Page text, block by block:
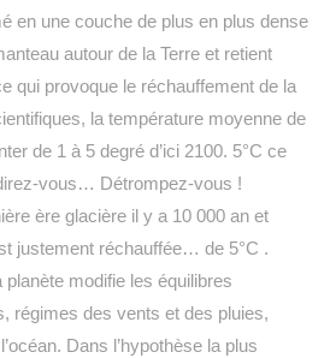
en une couche de plus en plus dense
autour de la Terre et retient
qui provoque le réchauffement de la
la température moyenne de
de 1 à 5 degré d’ici 2100. 5°C ce
vous… Détrompez-vous !
ère glacière il y a 10 000 an et
justement réchauffée… de 5°C .
modifie les équilibres
régimes des vents et des pluies,
Dans l’hypothèse la plus